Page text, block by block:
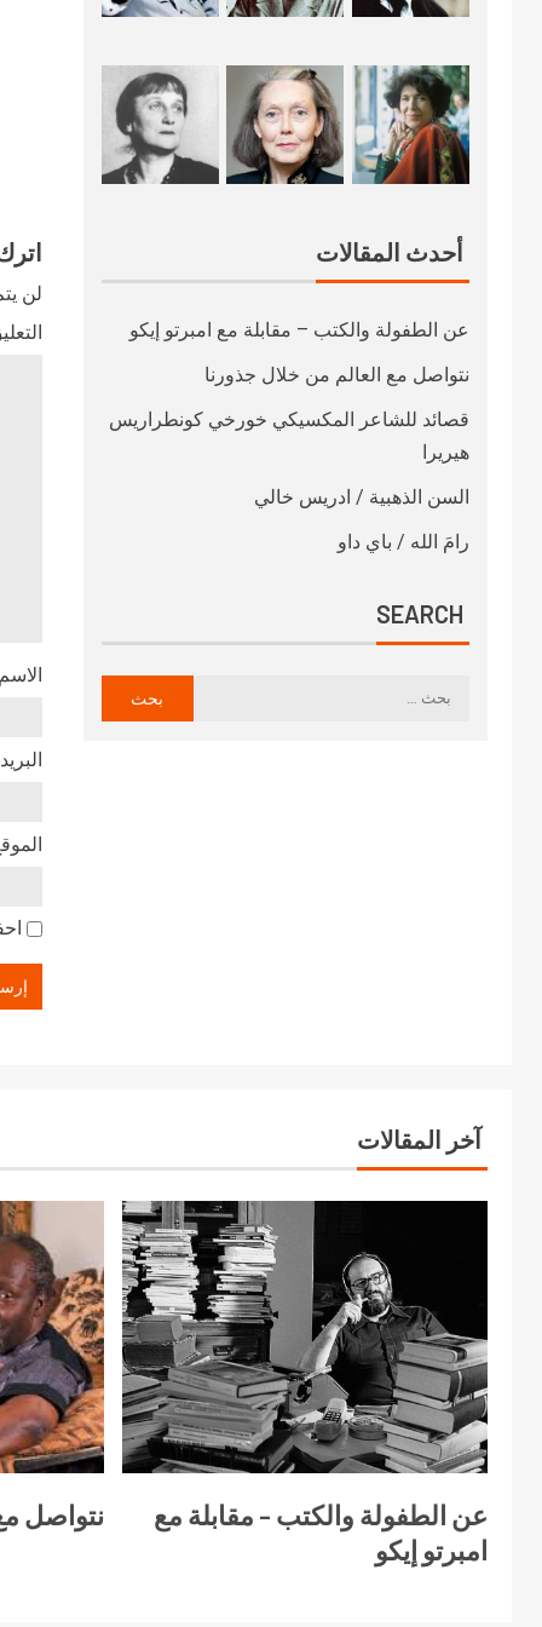
لن
الاسم
أحدث المقالات
عن الطفولة والكتب – مقابلة مع امبرتو إيكو
نتواصل مع العالم من خلال جذورنا
قصائد للشاعر المكسيكي خورخي كونطراريس
هيريرا
السن الذهبية / ادريس خالي
رامَ الله / باي داو
SEARCH
آخر المقالات
عن الطفولة والكتب – مقابلة مع
امبرتو إيكو
نتواصل